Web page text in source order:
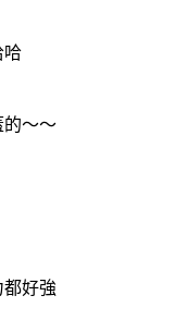
哈
的～～
好強